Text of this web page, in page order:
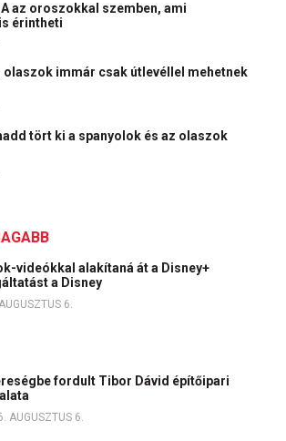
az oroszokkal szemben, ami
érintheti
olaszok immár csak útlevéllel mehetnek
tört ki a spanyolok és az olaszok
videókkal alakítaná át a Disney+
a Disney
6.
fordult Tibor Dávid építőipari
AUGUSZTUS 6.